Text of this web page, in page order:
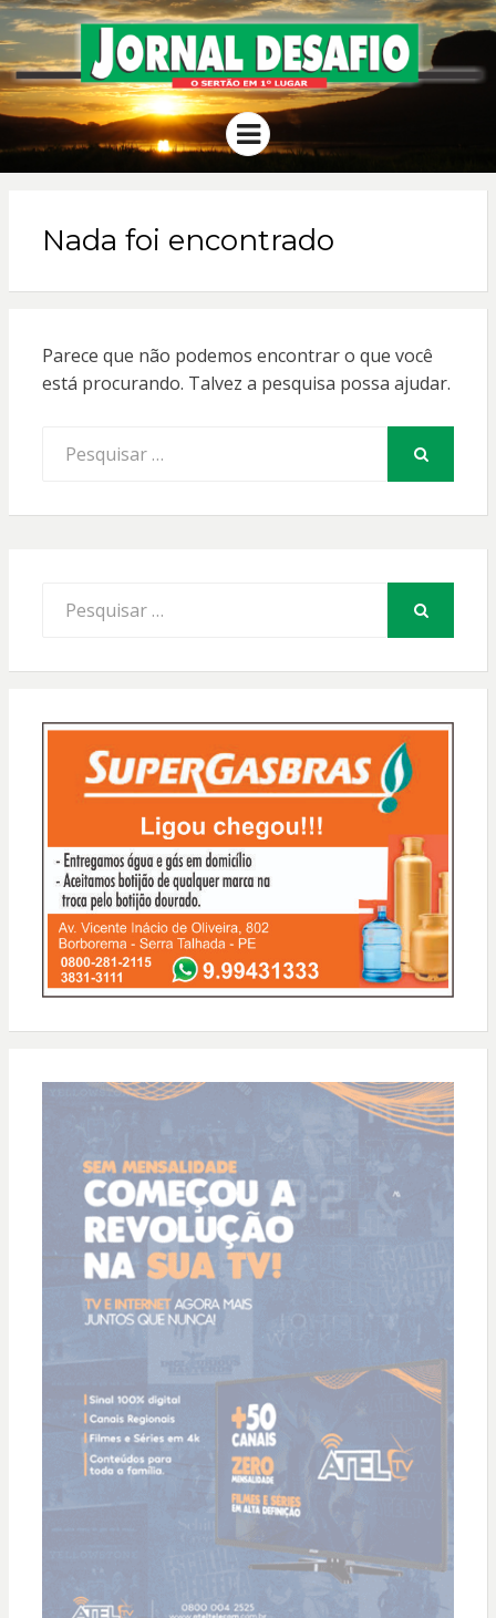
JORNAL
DESAFIO
O Sertão em 1º Lugar
Menu
Nada foi encontrado
Parece que não podemos encontrar o que você
está procurando. Talvez a pesquisa possa ajudar.
por:
por: